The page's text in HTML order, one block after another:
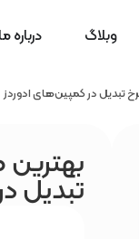
وبلاگ درباره ما
تبدیل در کمپین‌های ادوردز
بهترین
تبدیل